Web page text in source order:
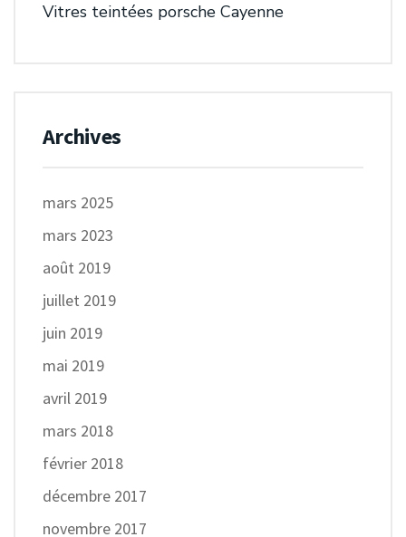
Vitres teintées porsche Cayenne
Archives
mars 2025
mars 2023
août 2019
juillet 2019
juin 2019
mai 2019
avril 2019
mars 2018
février 2018
décembre 2017
novembre 2017